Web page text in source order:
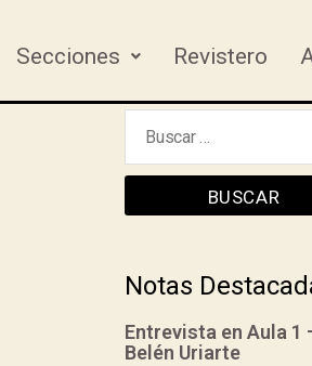
Secciones Revistero
Notas
Entrevista en Aula 1
Belén Uriarte